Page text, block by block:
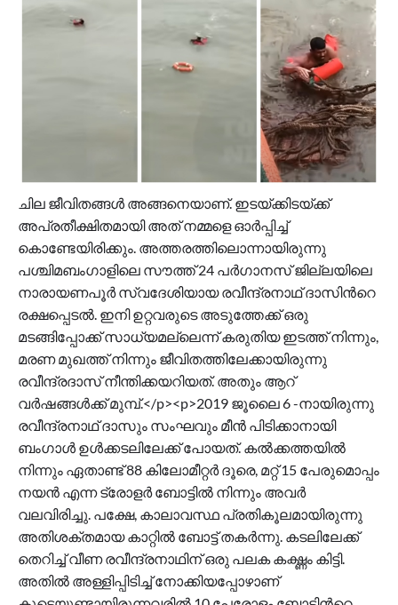
ചില ജീവിതങ്ങൾ അങ്ങനെയാണ്. ഇടയ്ക്കിടയ്ക്ക്
അപ്രതീക്ഷിതമായി അത് നമ്മളെ ഓര്‍പ്പിച്ച്
കൊണ്ടേയിരിക്കും. അത്തരത്തിലൊന്നായിരുന്നു
പശ്ചിമബംഗാളിലെ സൗത്ത് 24 പര്‍ഗാനസ് ജില്ലയിലെ
നാരായണപൂര്‍ സ്വദേശിയായ രവീന്ദ്രനാഥ് ദാസിന്‍റെ
രക്ഷപ്പെടല്‍. ഇനി ഉറ്റവരുടെ അടുത്തേക്ക് ഒരു
മടങ്ങിപ്പോക്ക് സാധ്യമല്ലെന്ന് കരുതിയ ഇടത്ത് നിന്നും,
മരണ മുഖത്ത് നിന്നും ജീവിതത്തിലേക്കായിരുന്നു
രവീന്ദ്രദാസ് നീന്തിക്കയറിയത്. അതും ആറ്
വർഷങ്ങൾക്ക് മുമ്പ്.</p><p>2019 ജൂലൈ 6 -നായിരുന്നു
രവീന്ദ്രനാഥ് ദാസും സംഘവും മീന്‍ പിടിക്കാനായി
ബംഗാൾ ഉൾക്കടലിലേക്ക് പോയത്. കല്‍ക്കത്തയില്‍
നിന്നും ഏതാണ്ട് 88 കിലോമീറ്റര്‍ ദൂരെ, മറ്റ് 15 പേരുമൊപ്പം
നയൻ എന്ന ട്രോളർ ബോട്ടില്‍ നിന്നും അവര്‍
വലവിരിച്ചു. പക്ഷേ, കാലാവസ്ഥ പ്രതികൂലമായിരുന്നു
അതിശക്തമായ കാറ്റില്‍ ബോട്ട് തകർന്നു. കടലിലേക്ക്
തെറിച്ച് വീണ രവീന്ദ്രനാഥിന് ഒരു പലക കക്ഷ്ണം കിട്ടി.
അതില്‍ അള്ളിപ്പിടിച്ച് നോക്കിയപ്പോഴാണ്